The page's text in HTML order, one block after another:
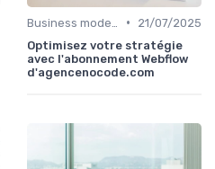
•
21/07/2025
Optimisez votre stratégie
avec l'abonnement Webflow
d'agencenocode.com